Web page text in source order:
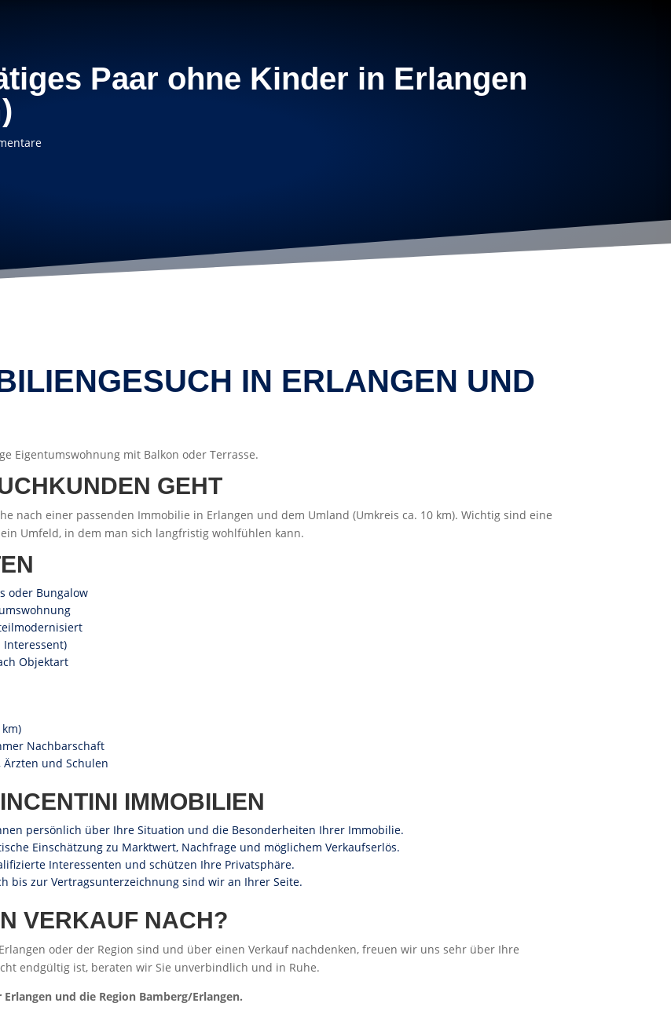
Paar ohne Kinder in Erlangen
IN ERLANGEN UND
Eigentumswohnung mit Balkon oder Terrasse.
GEHT
nach einer passenden Immobilie in Erlangen und dem Umland (Umkreis ca. 10 km). Wichtig sind eine
Umfeld, in dem man sich langfristig wohlfühlen kann.
oder Bungalow
Interessent)
Objektart
Nachbarschaft
und Schulen
IMMOBILIEN
persönlich über Ihre Situation und die Besonderheiten Ihrer Immobilie.
Einschätzung zu Marktwert, Nachfrage und möglichem Verkaufserlös.
Interessenten und schützen Ihre Privatsphäre.
bis zur Vertragsunterzeichnung sind wir an Ihrer Seite.
VERKAUF NACH?
oder der Region sind und über einen Verkauf nachdenken, freuen wir uns sehr über Ihre
endgültig ist, beraten wir Sie unverbindlich und in Ruhe.
und die Region Bamberg/Erlangen.